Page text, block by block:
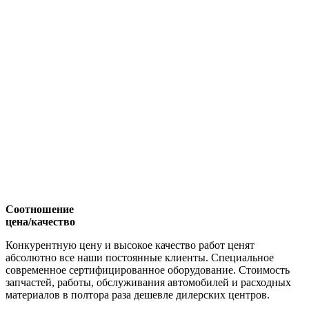
Соотношение
цена/качество
Конкурентную цену и высокое качество работ ценят
абсолютно все наши постоянные клиенты. Специальное
современное сертифицированное оборудование. Стоимость
запчастей, работы, обслуживания автомобилей и расходных
материалов в полтора раза дешевле дилерских центров.